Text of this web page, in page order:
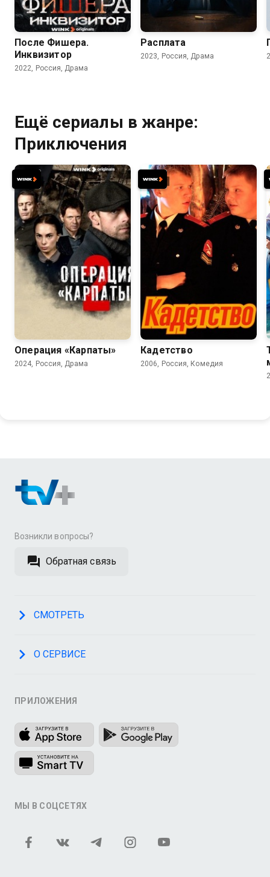
7.8 6.8
После Фишера.
Инквизитор
2022, Россия, Драма
Расплата
2023, Россия, Драма
Ещё сериалы в жанре:
Приключения
Операция «Карпаты»
2024, Россия, Драма
6.4 4.7
Кадетство
2006, Россия, Комедия
Возникли вопросы?
Обратная связь
СМОТРЕТЬ
О СЕРВИСЕ
ПРИЛОЖЕНИЯ
МЫ В СОЦСЕТЯХ